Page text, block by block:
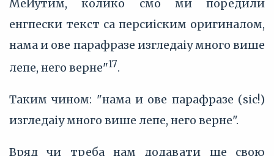
МеИутим, колико смо ми поредили
енгпески текст са персиіским оригиналом,
нама и ове парафразе изгледаіу много више
лепе, него верне"17.
Таким чином: "нама и ове парафразе (sic!)
изгледаіу много више лепе, него верне".
Вряд чи треба нам додавати ще свою